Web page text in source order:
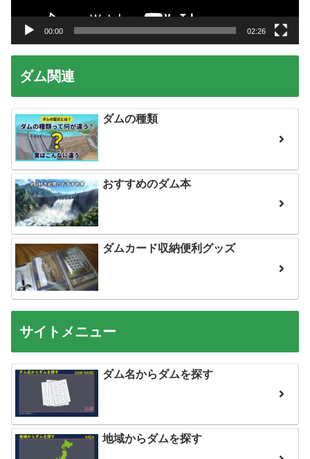
00:00 02:26
ダム関連
ダムの種類
おすすめのダム本
ダムカード収納便利グッズ
サイトメニュー
ダム名からダムを探す
地域からダムを探す